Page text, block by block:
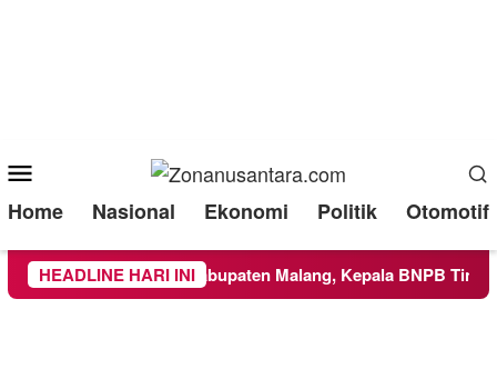
Menu
Home Nasional Ekonomi Politik Otomotif
HEADLINE HARI INI
ke Wilayah Kabupaten Malang, Kepala BNPB Tinjau